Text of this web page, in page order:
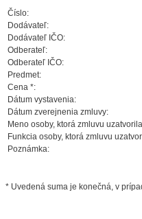
Číslo:
Dodávateľ:
Dodávateľ IČO:
Odberateľ:
Odberateľ IČO:
Predmet:
Cena *:
Dátum vystavenia:
Dátum zverejnenia zmluvy:
Meno osoby, ktorá zmluvu
Funkcia osoby, ktorá zmluvu
Poznámka:
* Uvedená suma je konečná, v